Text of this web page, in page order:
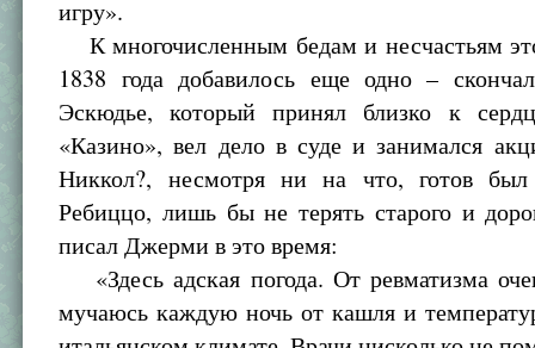
игру».
К многочисленным бедам и несчастьям
1838 года добавилось еще одно –
Эскюдье, который принял близко к
«Казино», вел дело в суде и занимался
Никкол?, несмотря ни на что, готов был
Ребиццо, лишь бы не терять старого и
писал Джерми в это время:
«Здесь адская погода. От ревматизма
мучаюсь каждую ночь от кашля и